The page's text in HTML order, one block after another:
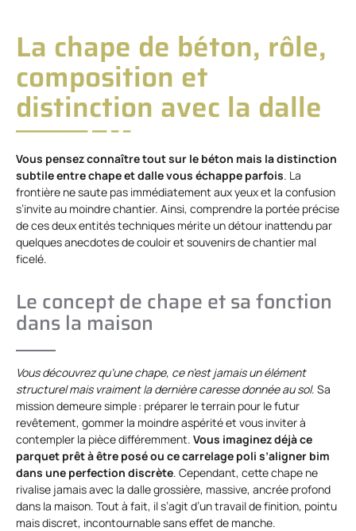
La chape de béton, rôle,
composition et
distinction avec la dalle
Vous pensez connaître tout sur le béton mais la distinction
subtile entre chape et dalle vous échappe parfois. La
frontière ne saute pas immédiatement aux yeux et la confusion
s’invite au moindre chantier. Ainsi, comprendre la portée précise
de ces deux entités techniques mérite un détour inattendu par
quelques anecdotes de couloir et souvenirs de chantier mal
ficelé.
Le concept de chape et sa fonction
dans la maison
Vous découvrez qu’une chape, ce n’est jamais un élément
structurel mais vraiment la dernière caresse donnée au sol. Sa
mission demeure simple : préparer le terrain pour le futur
revêtement, gommer la moindre aspérité et vous inviter à
contempler la pièce différemment. Vous imaginez déjà ce
parquet prêt à être posé ou ce carrelage poli s’aligner bim
dans une perfection discrète. Cependant, cette chape ne
rivalise jamais avec la dalle grossière, massive, ancrée profond
dans la maison. Tout à fait, il s’agit d’un travail de finition, pointu
mais discret, incontournable sans effet de manche.